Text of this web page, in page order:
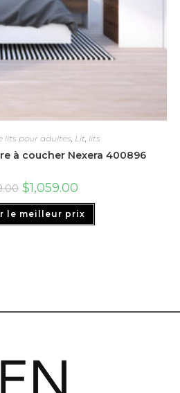
lits pour adultes, Lit, lits
à coucher Nexera 400896
$1,059.00
le meilleur prix